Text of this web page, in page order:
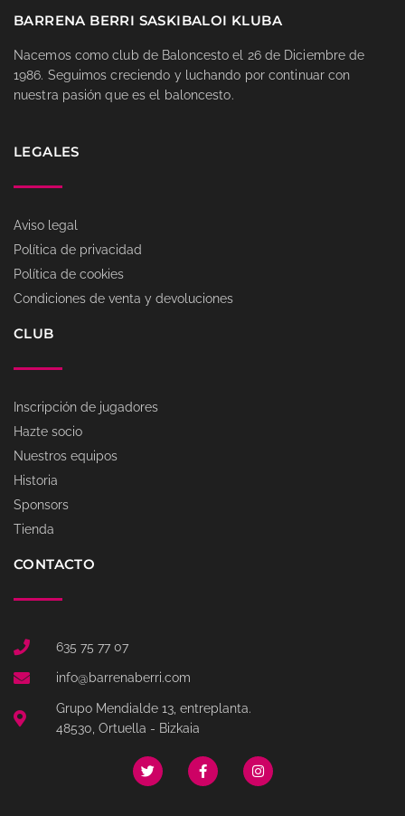
BARRENA BERRI SASKIBALOI KLUBA
Nacemos como club de Baloncesto el 26 de Diciembre de
1986. Seguimos creciendo y luchando por continuar con
nuestra pasión que es el baloncesto.
LEGALES
Aviso legal
Política de privacidad
Política de cookies
Condiciones de venta y devoluciones
CLUB
Inscripción de jugadores
Hazte socio
Nuestros equipos
Historia
Sponsors
Tienda
CONTACTO
635 75 77 07
info@barrenaberri.com
Grupo Mendialde 13, entreplanta.
48530, Ortuella - Bizkaia
T
w
i
F
a
c
I
n
s